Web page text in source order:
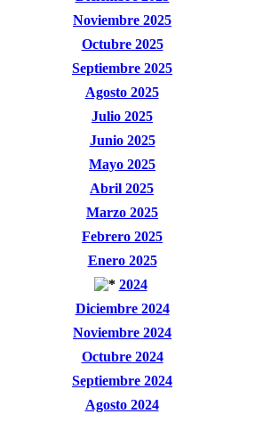
Noviembre 2025
Octubre 2025
Septiembre 2025
Agosto 2025
Julio 2025
Junio 2025
Mayo 2025
Abril 2025
Marzo 2025
Febrero 2025
Enero 2025
2024
Diciembre 2024
Noviembre 2024
Octubre 2024
Septiembre 2024
Agosto 2024